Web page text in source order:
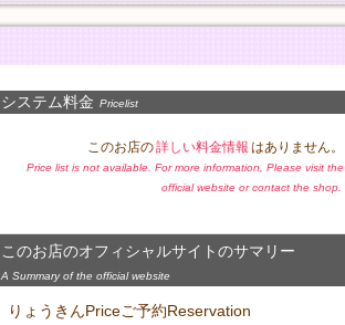
システム料金 Pricelist
このお店の詳しい料金情報 はありません。
Price list is not available. For more information, Please visit the
official website or contact the shop.
このお店のオフィシャルサイトのサマリー
A Summary of the official website
りょうきんPriceご予約Reservation